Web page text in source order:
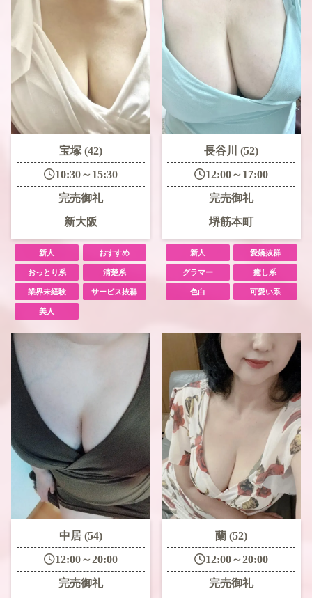
宝塚 (42)
10:30～15:30
完売御礼
新大阪
新人 おすすめ
おっとり系 清楚系
業界未経験 サービス抜群
美人
長谷川 (52)
12:00～17:00
完売御礼
堺筋本町
新人 愛嬌抜群
グラマー 癒し系
色白 可愛い系
中居 (54)
12:00～20:00
完売御礼
蘭 (52)
12:00～20:00
完売御礼